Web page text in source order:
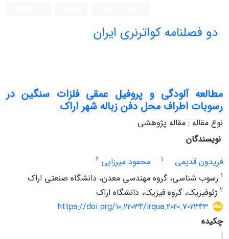
دو فصلنامه کواترنری ایران
مطالعه آلودگی و پروفیل عمقی فلزات سنگین در
رسوبات اطراف محل دفن زباله شهر اراک
نوع مقاله : مقاله پژوهشی
نویسندگان
فریدون قدیمی
1 محمود میرزایی 2
1 رسوب شناسی، گروه مهندسی معدن، دانشگاه صنعتی اراک
2 ژئوفیزیک، گروه فیزیک، دانشگاه اراک
https://doi.org/10.22034/irqua.2020.702343
چکیده